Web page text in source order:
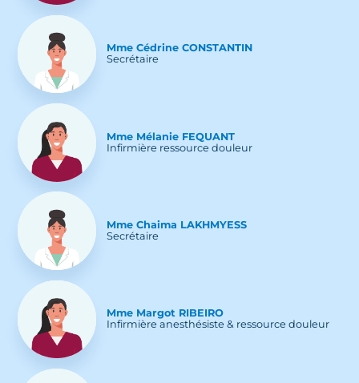
Mme Cédrine CONSTANTIN
Secrétaire
Mme Mélanie FEQUANT
Infirmière ressource douleur
Mme Chaima LAKHMYESS
Secrétaire
Mme Margot RIBEIRO
Infirmière anesthésiste & ressource douleur